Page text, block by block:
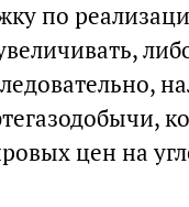
по
цен на